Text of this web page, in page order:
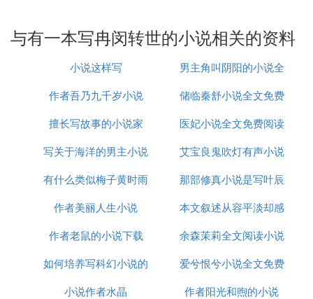
万人敌慕容鲜卑铁骑十四万不退反进竟十战十捷！!
迫于冉闵和诸路中原汉军的武力威胁,氐,羌,匈奴,鲜卑
数百万人退出中土，各自返还陇西或河套草原一带原
来生活的地方,一些胡族甚至从此迁回万里之外的中
对方,掠杀对方,抢食粮食，甚至人肉相食,能成功回去
的人十个人中仅有二三人。诸胡乱中华时，北方汉人
源于东欧高加索山到黑海草原地区的白种羯族。（这
个民族有拿人头祭祀的习惯）冉闵灭羯赵，歼灭三十
多万羯族与凶奴为主的胡兵。冉闵后来在邺城对羯族
屠杀了二十几万，加上全国各省各地的复仇屠杀。羯
战，打出了汉家铁骑的威风，各地汉人纷纷起义响
应，史载“无月不战，互为相攻”。一举光复山东、山
与有一本写冉闵转世的小说相关的资料
小说这样写
男主角叫阴阳的小说全
集
作者吾乃九千岁小说
储临秦舒小说全文免费
阅读
擅长写故事的小说家
医妃小说全文免费阅读
无弹窗
写关于海洋的男主小说
艾宝良鬼吹灯有声小说
全集
有什么类似梅子黄时雨
小说全集
那部修真小说是写叶辰
的
作者美丽人生小说
本文叙述从容平淡却感
人充满力量作者曾说这
不是小说里面
作者老鼠的小说下载
余森茉莉全文阅读小说
如何培养写科幻小说的
脑洞
爱兮恨兮小说全文免费
阅读
小说作者水晶
作者阳光和煦的小说